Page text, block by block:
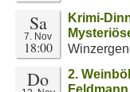
Sa
7. Nov
18:00
Krimi-
Do
2.